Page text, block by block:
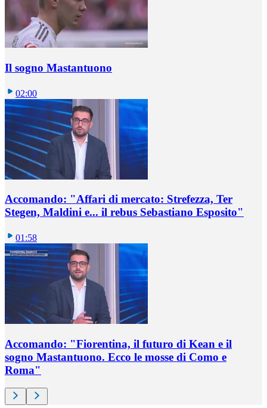
Il sogno Mastantuono
02:00
Accomando: "Affari di mercato: Strefezza, Ter
Stegen, Maldini e... il rebus Sebastiano Esposito"
01:58
Accomando: "Fiorentina, il futuro di Kean e il
sogno Mastantuono. Ecco le mosse di Como e
Roma"